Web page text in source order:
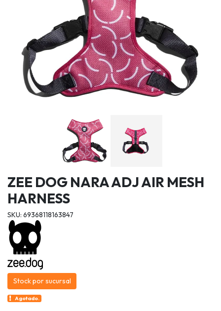
ZEE DOG NARA ADJ AIR MESH
HARNESS
SKU: 69368118163847
Stock por sucursal
Agotado.